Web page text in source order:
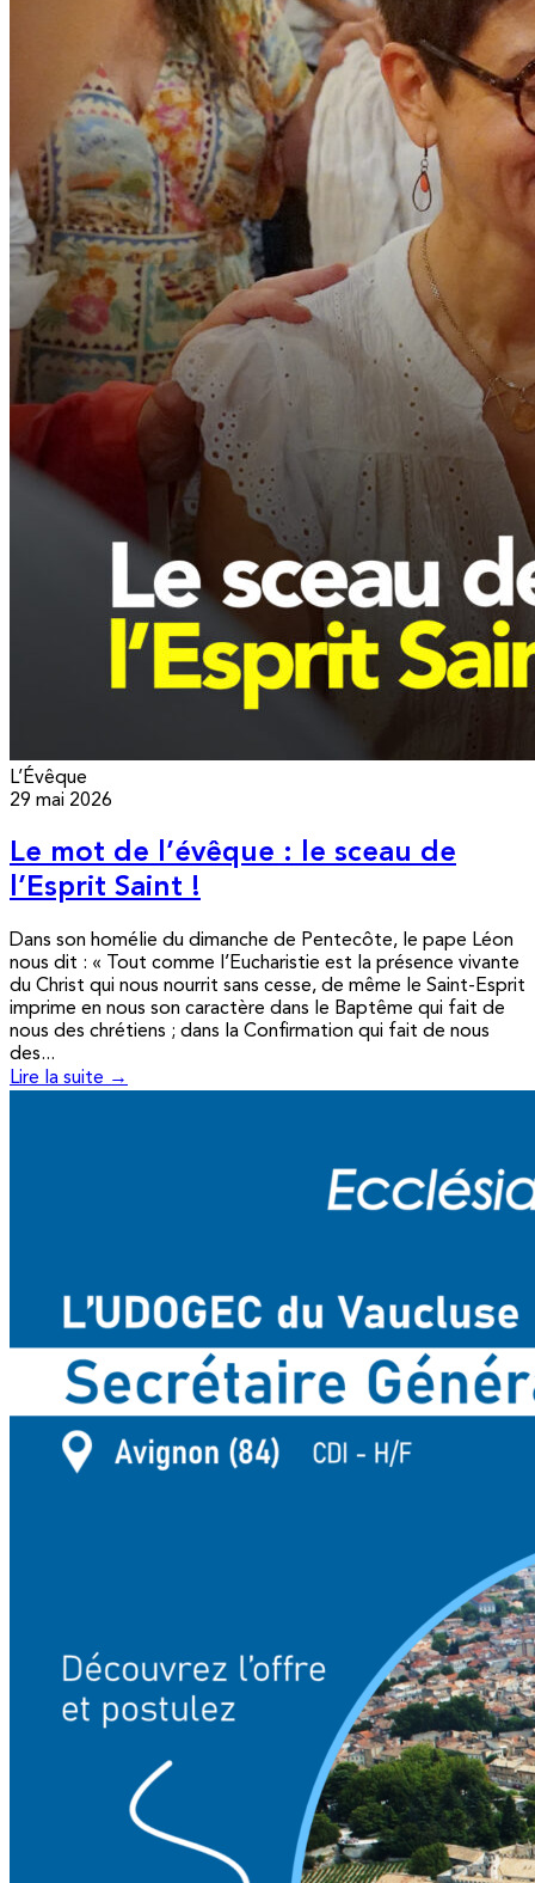
L’Évêque
29 mai 2026
Le mot de l’évêque : le sceau de
l’Esprit Saint !
Dans son homélie du dimanche de Pentecôte, le pape Léon
nous dit : « Tout comme l’Eucharistie est la présence vivante
du Christ qui nous nourrit sans cesse, de même le Saint-Esprit
imprime en nous son caractère dans le Baptême qui fait de
nous des chrétiens ; dans la Confirmation qui fait de nous
des...
Lire la suite →